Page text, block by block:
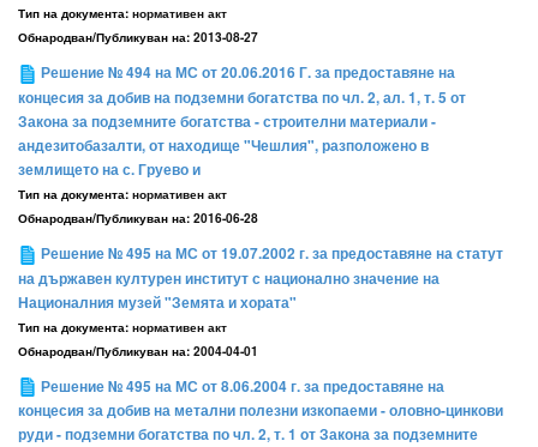
Тип на документа: нормативен акт
Обнародван/Публикуван на: 2013-08-27
Решение № 494 на МС от 20.06.2016 Г. за предоставяне на
концесия за добив на подземни богатства по чл. 2, ал. 1, т. 5 от
Закона за подземните богатства - строителни материали -
андезитобазалти, от находище "Чешлия", разположено в
землището на с. Груево и
Тип на документа: нормативен акт
Обнародван/Публикуван на: 2016-06-28
Решение № 495 на МС от 19.07.2002 г. за предоставяне на статут
на държавен културен институт с национално значение на
Националния музей "Земята и хората"
Тип на документа: нормативен акт
Обнародван/Публикуван на: 2004-04-01
Решение № 495 на МС от 8.06.2004 г. за предоставяне на
концесия за добив на метални полезни изкопаеми - оловно-цинкови
руди - подземни богатства по чл. 2, т. 1 от Закона за подземните